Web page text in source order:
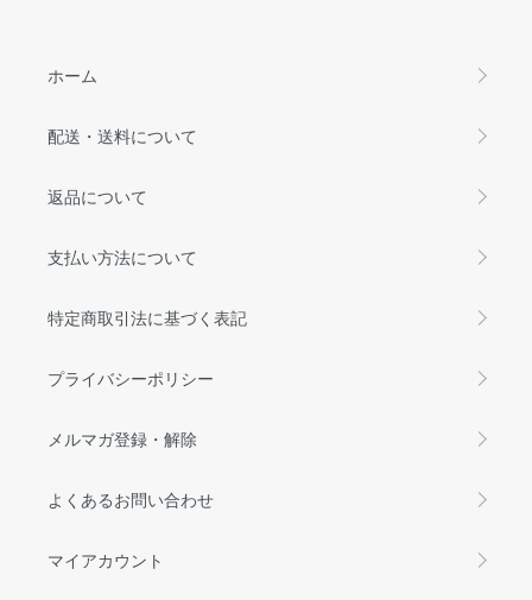
ホーム
配送・送料について
返品について
支払い方法について
特定商取引法に基づく表記
プライバシーポリシー
メルマガ登録・解除
よくあるお問い合わせ
マイアカウント